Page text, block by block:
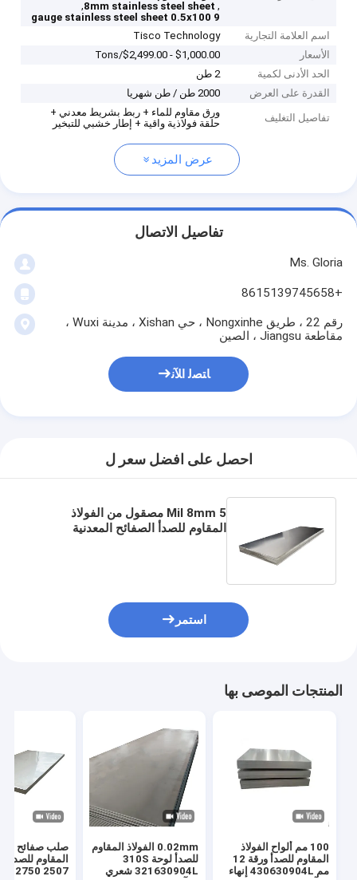
,
8mm stainless steel sheet
,
9 gauge stainless steel sheet 0.5x100
اسم العلامة التجارية
Tisco Technology
الأسعار
$1,000.00 - $2,499.00/Tons
الحد الأدنى لكمية
2 طن
القدرة على العرض
2000 طن / طن شهريا
تفاصيل التغليف
ورق مقاوم للماء + ربط بشريط معدني +
حلقة فولاذية واقية + إطار خشبي للتبخير
عرض المزيد
تفاصيل الاتصال
Ms. Gloria
+8615139745658
رقم 22 ، طريق Nongxinhe ، حي Xishan ، مدينة Wuxi ،
مقاطعة Jiangsu ، الصين
ﺎﺘﺼﻟ ﺍﻶﻧ
احصل على افضل سعر ل
5 Mil 8mm مصقول من الفولاذ
المقاوم للصدأ الصفائح المعدنية
استمر
المنتجات الموصى بها
100 مم ألواح الفولاذ
المقاوم للصدأ ورقة 12
مم 430630904L إنهاء
0.02mm الفولاذ المقاوم
للصدأ لوحة 310S
321630904L شعري
صلب صفائح
المقاوم للصدأ
S32750 2507